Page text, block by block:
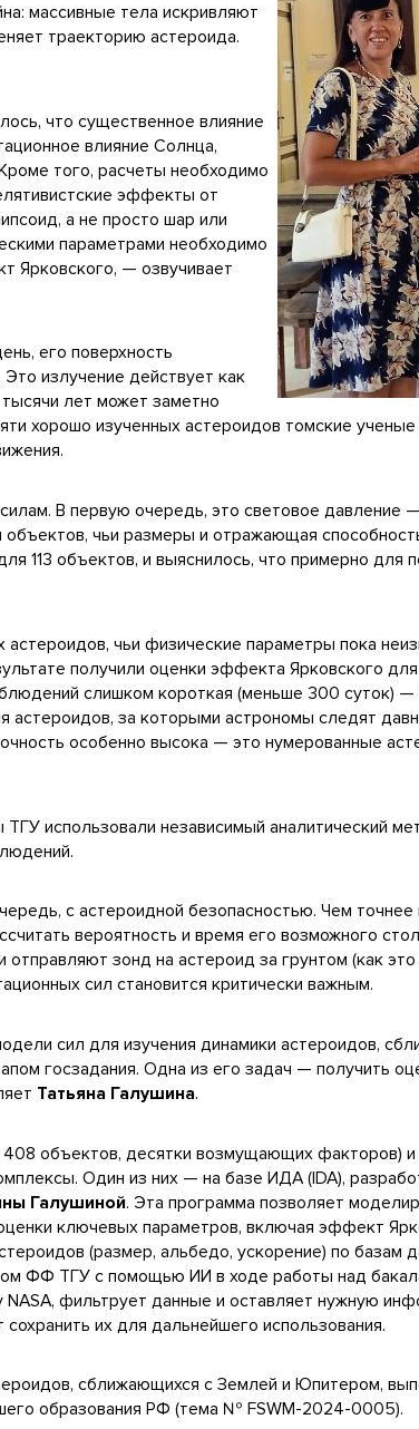
массивные тела искривляют
траекторию астероида.
что существенное влияние
влияние Солнца,
того, расчеты необходимо
эффекты от
а не просто шар или
параметрами необходимо
Ярковского, — озвучивает
его поверхность
излучение действует как
лет может заметно
хорошо изученных астероидов томские
В первую очередь, это световое давление
чьи размеры и отражающая
113 объектов, и выяснилось, что примерно для
чьи физические параметры пока
получили оценки эффекта Ярковского
слишком короткая (меньше 300 суток)
астероидов, за которыми астрономы следят
особенно высока — это нумерованные
использовали независимый аналитический
с астероидной безопасностью. Чем
вероятность и время его возможного
зонд на астероид за грунтом (как
сил становится критически важным.
сил для изучения динамики астероидов,
госзадания. Одна из его задач — получить
Татьяна Галушина.
объектов, десятки возмущающих факторов) и
Один из них — на базе ИДА (IDA),
Галушиной. Эта программа позволяет
ключевых параметров, включая эффект
(размер, альбедо, ускорение) по базам
ФФ ТГУ с помощью ИИ в ходе работы над
фильтрует данные и оставляет нужную
их для дальнейшего использования.
сближающихся с Землей и Юпитером,
образования РФ (тема № FSWM-2024-0005).